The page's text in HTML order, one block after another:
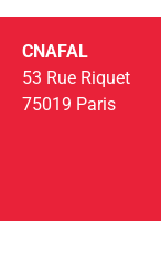
CNAFAL
53 Rue Riquet
75019 Paris